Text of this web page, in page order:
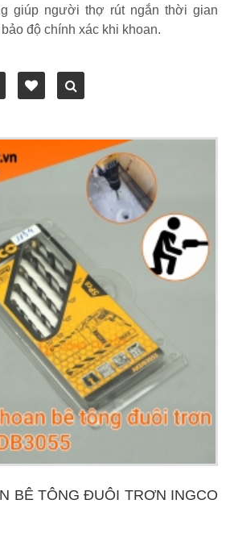
giúp người thợ rút ngắn thời gian
độ chính xác khi khoan.
BÊ TÔNG ĐUÔI TRƠN INGCO